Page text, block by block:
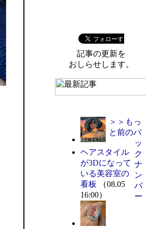
記事の更新を
おしらせします。
ヘアスタイル
が3Dになって
いる美容室の
看板
（08.05
16:00）
＞＞もっ
と前のバ
ッ
ク
ナ
ン
バ
ー